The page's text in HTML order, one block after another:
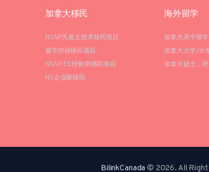
加拿大移民
NSNP无雇主技术移民项目
雇主担保移民项目
NSNP EE经验类移民项目
NS企业家移民
海外留学
加拿大高中留学
加拿大大学/大
加拿大硕士、
BilinkCanada © 2026. All